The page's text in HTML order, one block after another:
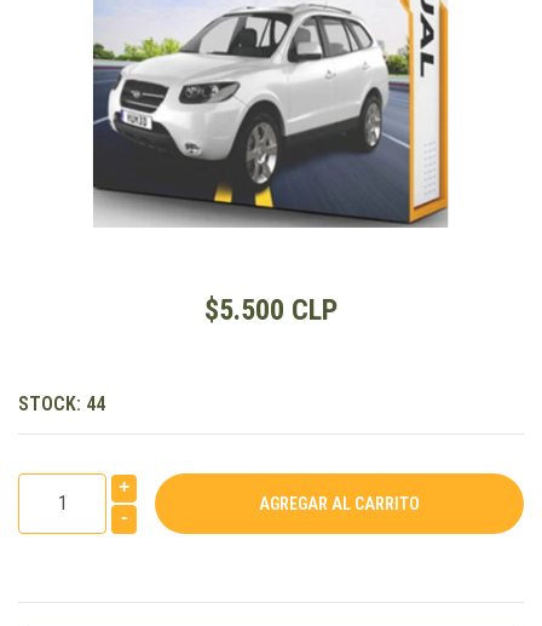
$5.500 CLP
STOCK: 44
+
-